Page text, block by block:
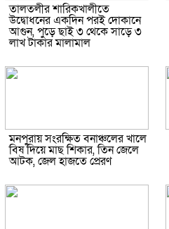
তালতলীর শারিকখালীতে
উদ্বোধনের একদিন পরই দোকানে
আগুন, পুড়ে ছাই ৩ থেকে সাড়ে ৩
লাখ টাকার মালামাল
মনপুরায় সংরক্ষিত বনাঞ্চলের খালে
বিষ দিয়ে মাছ শিকার, তিন জেলে
আটক, জেল হাজতে প্রেরণ